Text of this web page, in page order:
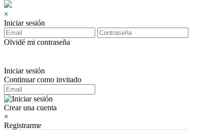
×
Iniciar sesión
Olvidé mi contraseña
Iniciar sesión
Continuar como invitado
Crear una cuenta
×
Registrarme